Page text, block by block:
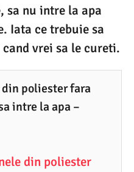
sa nu intre la apa
Iata ce trebuie sa
vrei sa le cureti.
poliester fara
intre la apa –
din poliester